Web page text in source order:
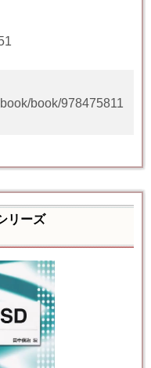
book/978475811
リーズ